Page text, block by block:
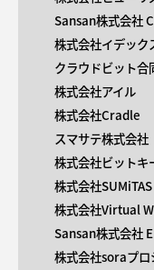
Sansan株式会社
株式会社イデック
クラウドビット合
株式会社アイル
株式会社Cradle
スマサテ株式会社
株式会社ビットキ
株式会社SUMiTAS
株式会社Virtual
Sansan株式会社
株式会社soraプロ